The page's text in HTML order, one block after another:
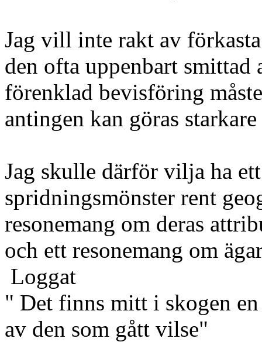
Jag vill inte rakt av
den ofta uppenbart smittad
förenklad bevisföring
antingen kan göras
Jag skulle därför vilja ha
spridningsmönster rent
resonemang om deras
och ett resonemang om
Loggat
" Det finns mitt i skogen
av den som gått vilse"